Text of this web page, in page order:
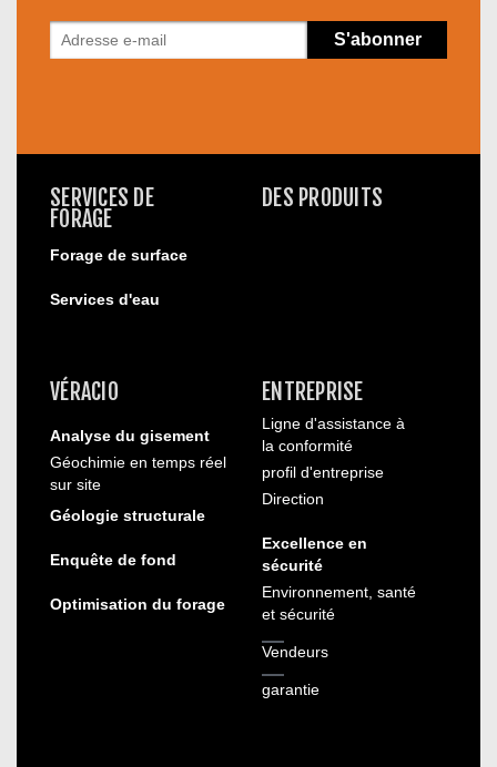
SERVICES DE
FORAGE
Forage de surface
Services d'eau
DES PRODUITS
VÉRACIO
Analyse du gisement
Géochimie en temps réel
sur site
Géologie structurale
Enquête de fond
Optimisation du forage
ENTREPRISE
Ligne d'assistance à
la conformité
profil d'entreprise
Direction
Excellence en
sécurité
Environnement, santé
et sécurité
Vendeurs
garantie